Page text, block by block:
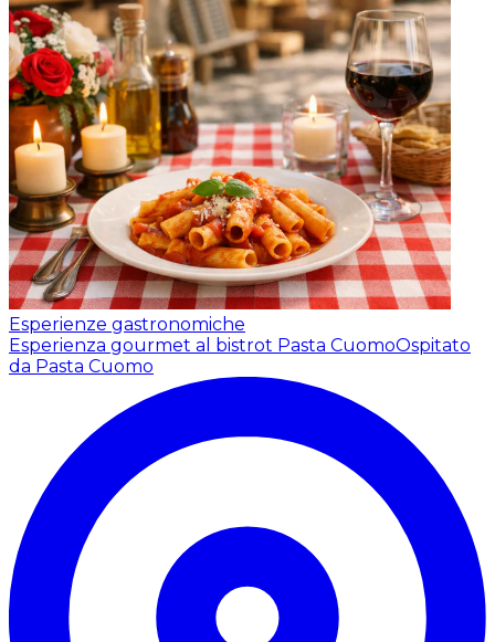
Esperienze gastronomiche
Esperienza gourmet al bistrot Pasta CuomoOspitato
da Pasta Cuomo